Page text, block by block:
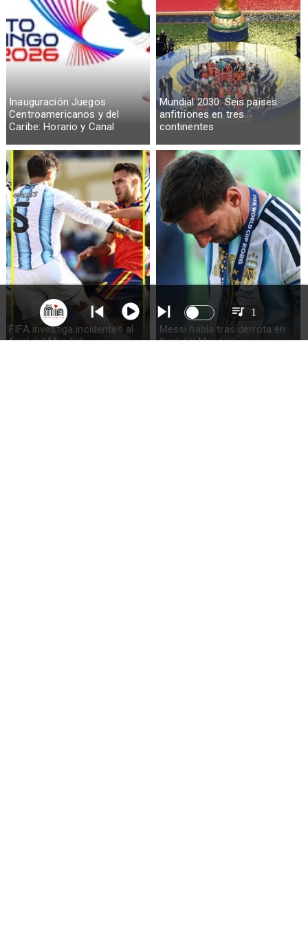
Inauguración Juegos
Centroamericanos y del
Caribe: Horario y Canal
Mundial 2030: Seis países
anfitriones en tres
continentes
FIFA investiga incidentes al
final del Mundial
Messi habla tras derrota en
final del Mundial
1